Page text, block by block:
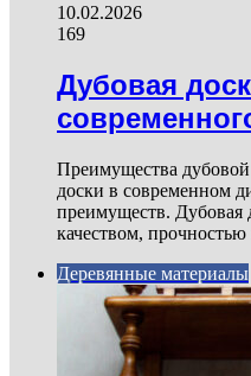
10.02.2026
169
Дубовая
Преимущества
доски в современном
преимуществ. Дубовая
качеством,
Деревянные материалы